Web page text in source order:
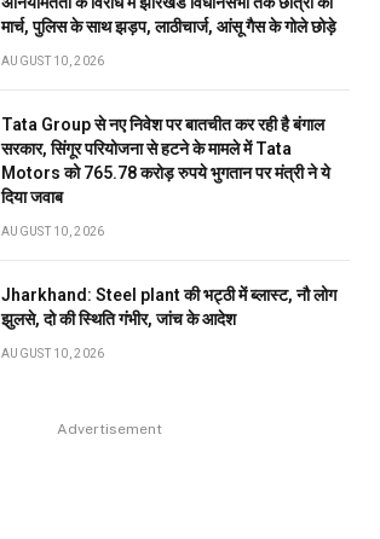
मार्च, पुलिस के साथ झड़प, लाठीचार्ज, आंसू गैस के गोले छोड़े
AUGUST 10, 2026
Tata Group से नए निवेश पर बातचीत कर रही है बंगाल
सरकार, सिंगूर परियोजना से हटने के मामले में Tata
Motors को 765.78 करोड़ रुपये भुगतान पर मंत्री ने ये
दिया जवाब
AUGUST 10, 2026
Jharkhand: Steel plant की भट्ठी में ब्लास्ट, नौ लोग
झुलसे, दो की स्थिति गंभीर, जांच के आदेश
AUGUST 10, 2026
Advertisement